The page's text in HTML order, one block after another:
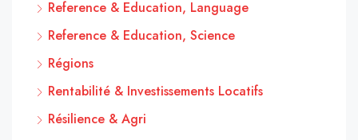
Reference & Education, Language
Reference & Education, Science
Régions
Rentabilité & Investissements Locatifs
Résilience & Agri